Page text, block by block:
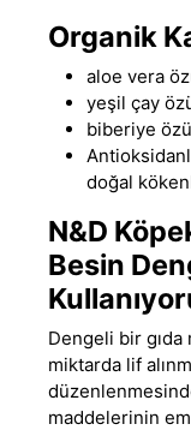
Organik
aloe vera
yeşil çay
biberiye özü
doğal
N&D
Besin
Dengeli bir
miktarda lif
maddelerinin